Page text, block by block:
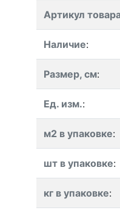
Артикул
Наличие:
Размер, см:
Ед. изм.:
м2 в упаковке:
шт в упаковке:
кг в упаковке: